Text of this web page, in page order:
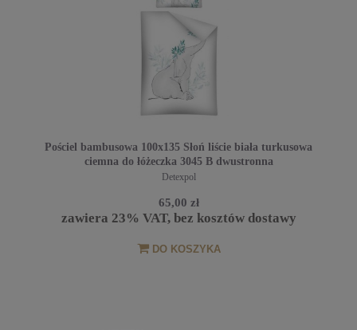
Pościel bambusowa 100x135 Słoń liście biała turkusowa
ciemna do łóżeczka 3045 B dwustronna
Detexpol
65,00 zł
zawiera 23% VAT, bez kosztów dostawy
DO KOSZYKA